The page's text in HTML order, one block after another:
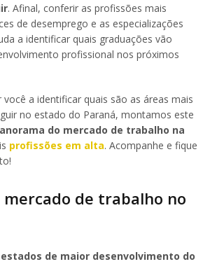
. Afinal, conferir as profissões mais
de desemprego e as especializações
a identificar quais graduações vão
profissional nos próximos
a identificar quais são as áreas mais
no estado do Paraná, montamos este
do mercado de trabalho na
profissões em alta. Acompanhe e fique
mercado de trabalho no
de maior desenvolvimento do